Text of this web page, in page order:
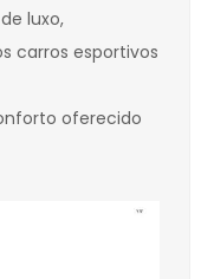
luxo,
carros esportivos
oferecido